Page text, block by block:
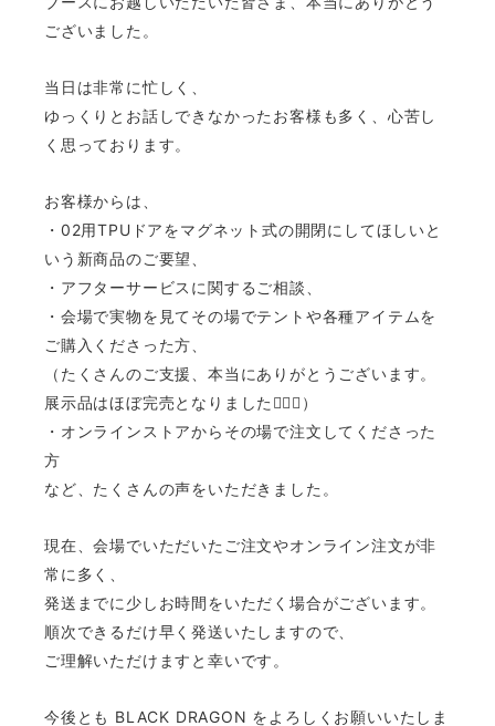
ございました。
当日は非常に忙しく、
ゆっくりとお話しできなかったお客様も多く、心苦し
く思っております。
お客様からは、
・02用TPUドアをマグネット式の開閉にしてほしいと
いう新商品のご要望、
・アフターサービスに関するご相談、
・会場で実物を見てその場でテントや各種アイテムを
ご購入くださった方、
（たくさんのご支援、本当にありがとうございます。
展示品はほぼ完売となりました🙇‍♂️✨）
・オンラインストアからその場で注文してくださった
方
など、たくさんの声をいただきました。
現在、会場でいただいたご注文やオンライン注文が非
常に多く、
発送までに少しお時間をいただく場合がございます。
順次できるだけ早く発送いたしますので、
ご理解いただけますと幸いです。
今後とも BLACK DRAGON をよろしくお願いいたしま